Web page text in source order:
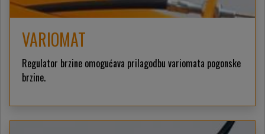
VARIOMAT
Regulator brzine omogućava prilagodbu variomata pogonske
brzine.